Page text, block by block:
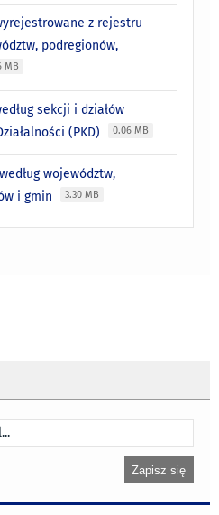
z rejestru
podregionów,
MB
sekcji i działów
(PKD)
0.06 MB
województw,
i gmin
3.30 MB